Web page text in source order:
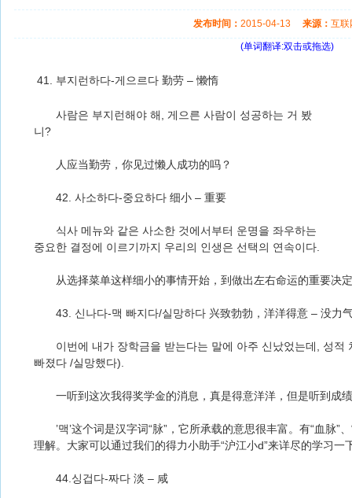
发布时间： 2015-04-13 来源： 互
(单词翻译:双击或拖选)
41. 부지런하다-게으르다 勤劳 – 懒惰
사람은 부지런해야 해, 게으른 사람이 성공하는 거 봤
니?
人应当勤劳，你见过懒人成功的吗？
42. 사소하다-중요하다 细小 – 重要
식사 메뉴와 같은 사소한 것에서부터 운명을 좌우하는
중요한 결정에 이르기까지 우리의 인생은 선택의 연속이다.
从选择菜单这样细小的事情开始，到做出左右命运的重要决
43. 신나다-맥 빠지다/실망하다 兴致勃勃，洋洋得意 – 没力
이번에 내가 장학금을 받는다는 말에 아주 신났었는데, 성적
빠졌다 /실망했다).
一听到这次我得奖学金的消息，真是得意洋洋，但是听到成
’맥’这个词是汉字词“脉”，它所承载的意思很丰富。有“血脉”、
理解。大家可以通过我们的得力小助手“沪江小d”来详尽的学习一
44.싱겁다-짜다 淡 – 咸